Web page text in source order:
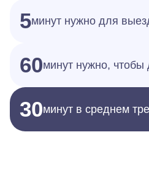
5минут нужно для
60минут нужно, чтобы
30минут в среднем